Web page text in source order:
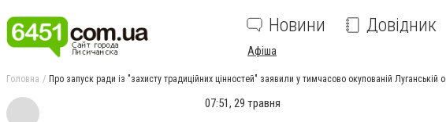
Новини Довідник
Афіша
Головна Про запуск ради із "захисту традиційних цінностей" заявили у тимчасово окупованій Луганській
07:51, 29 травня